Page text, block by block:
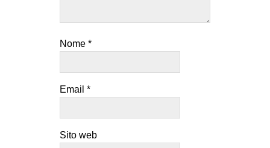
Nome *
Email *
Sito web